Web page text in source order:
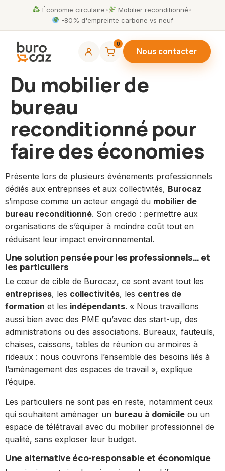
Économie circulaire• Mobilier reconditionné•
-80% d'empreinte carbone vs neuf
0
Nous contacter
Du mobilier de
bureau
reconditionné pour
faire des économies
Présente lors de plusieurs événements professionnels
dédiés aux entreprises et aux collectivités, Burocaz
s’impose comme un acteur engagé du mobilier de
bureau reconditionné. Son credo : permettre aux
organisations de s’équiper à moindre coût tout en
réduisant leur impact environnemental.
Une solution pensée pour les professionnels… et
les particuliers
Le cœur de cible de Burocaz, ce sont avant tout les
entreprises, les collectivités, les centres de
formation et les indépendants. « Nous travaillons
aussi bien avec des PME qu’avec des start-up, des
administrations ou des associations. Bureaux, fauteuils,
chaises, caissons, tables de réunion ou armoires à
rideaux : nous couvrons l’ensemble des besoins liés à
l’aménagement des espaces de travail », explique
l’équipe.
Les particuliers ne sont pas en reste, notamment ceux
qui souhaitent aménager un bureau à domicile ou un
espace de télétravail avec du mobilier professionnel de
qualité, sans exploser leur budget.
Une alternative éco-responsable et économique